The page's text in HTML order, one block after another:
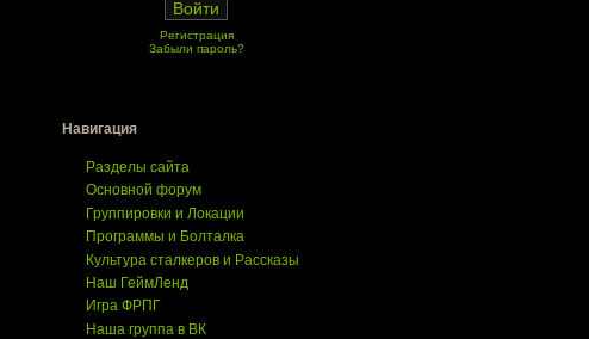
Регистрация
Забыли пароль?
Навигация
Разделы сайта
Основной форум
Группировки и Локации
Программы и Болталка
Культура сталкеров и Рассказы
Наш ГеймЛенд
Игра ФРПГ
Наша группа в ВК